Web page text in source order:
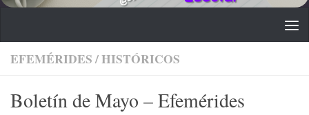
EFEMÉRIDES/HISTÓRICOS
Boletín de Mayo – Efemérides